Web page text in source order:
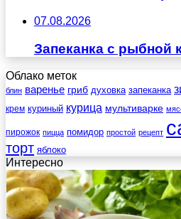
07.08.2026
Запеканка с рыбной
Облако меток
блин варенье гриб духовка запеканка
крем куриный курица мультиварке
пирожок пицца помидор простой рецепт
торт яблоко
Интересно